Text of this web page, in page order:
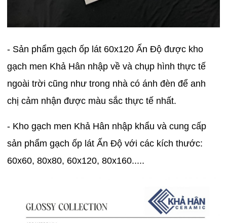
- Sản phẩm gạch ốp lát 60x120 Ấn Độ được kho
gạch men Khả Hân nhập về và chụp hình thực tế
ngoài trời cũng như trong nhà có ánh đèn để anh
chị cảm nhận được màu sắc thực tế nhất.
- Kho gạch men Khả Hân nhập khẩu và cung cấp
sản phẩm gạch ốp lát Ấn Độ với các kích thước:
60x60, 80x80, 60x120, 80x160.....